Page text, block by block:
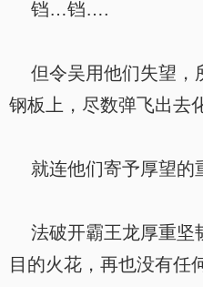
铛…铛….
但令吴用他们失望，
钢板上，尽数弹飞出去
就连他们寄予厚望的
法破开霸王龙厚重坚
目的火花，再也没有任